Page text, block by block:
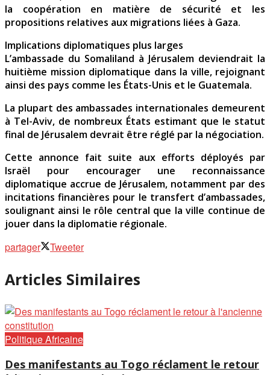
la coopération en matière de sécurité et les
propositions relatives aux migrations liées à Gaza.
Implications diplomatiques plus larges
L’ambassade du Somaliland à Jérusalem deviendrait la
huitième mission diplomatique dans la ville, rejoignant
ainsi des pays comme les États-Unis et le Guatemala.
La plupart des ambassades internationales demeurent
à Tel-Aviv, de nombreux États estimant que le statut
final de Jérusalem devrait être réglé par la négociation.
Cette annonce fait suite aux efforts déployés par
Israël pour encourager une reconnaissance
diplomatique accrue de Jérusalem, notamment par des
incitations financières pour le transfert d’ambassades,
soulignant ainsi le rôle central que la ville continue de
jouer dans la diplomatie régionale.
partager Tweeter
Articles Similaires
Politique Africaine
Des manifestants au Togo réclament le retour